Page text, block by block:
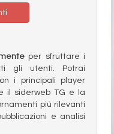
per sfruttare i
gli utenti. Potrai
i principali player
il siderweb TG e la
più rilevanti
e analisi